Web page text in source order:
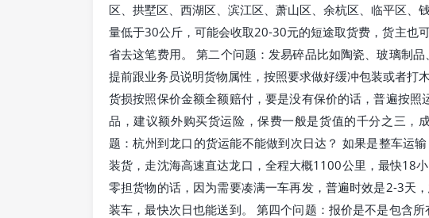
区、拱墅区、西湖区、滨江区、萧山区、余杭区、临平区、
量低于30公斤，可能会收取20-30元的短途取货费，货主也
省去这笔费用。 第二个问题：发易碎品比如陶瓷、玻璃制
提前跟业务员说明货物属性，按照要求做好缓冲包装或者打
货损按照保价金额全额赔付，要是没有保价的话，普遍按
品，建议额外购买货运险，保费一般是货值的千分之三，
题：杭州到龙口的货运能不能做到次日达？ 如果是整车运
装货，走沈海高速直达龙口，全程大概1100公里，最快18
零担货物的话，因为需要凑满一车再发，普遍时效是2-3天
装车，最快次日也能送到。 第四个问题：报价是不是包含